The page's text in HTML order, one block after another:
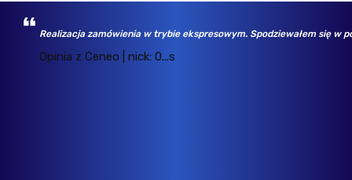
Realizacja zamówienia w trybie ekspresowym. Spodziewałem się w
Opinia z Ceneo | nick: 0...s